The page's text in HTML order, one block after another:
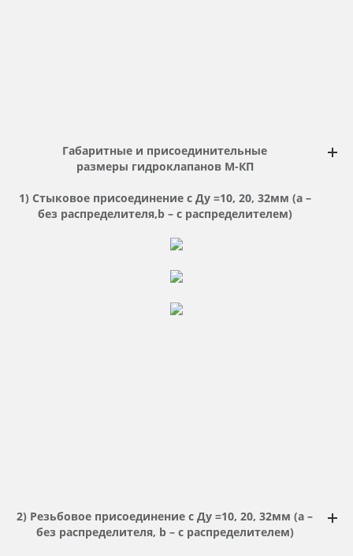
Габаритные и присоединительные
размеры гидроклапанов М-КП
1) Стыковое присоединение с Ду =10, 20, 32мм (а –
без распределителя,b – с распределителем)
2) Резьбовое присоединение с Ду =10, 20, 32мм (а –
без распределителя, b – с распределителем)